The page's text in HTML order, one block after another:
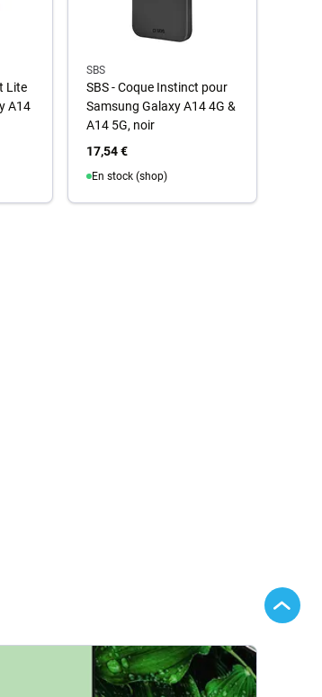
Lite
A14
SBS
SBS - Coque Instinct pour
Samsung Galaxy A14 4G &
A14 5G, noir
17,54 €
En stock (shop)